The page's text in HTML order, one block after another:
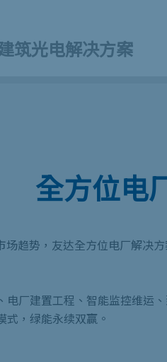
筑光电解决方案
全方位电
趋势，友达全方位电厂解决
厂建置工程、智能监控维运
式，绿能永续双赢。